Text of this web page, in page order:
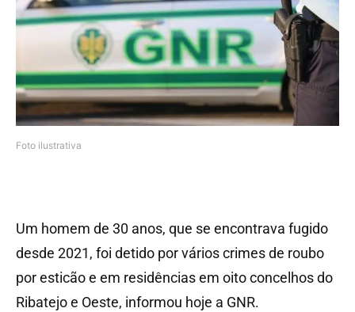
Foto ilustrativa
Um homem de 30 anos, que se encontrava fugido
desde 2021, foi detido por vários crimes de roubo
por esticão e em residências em oito concelhos do
Ribatejo e Oeste, informou hoje a GNR.